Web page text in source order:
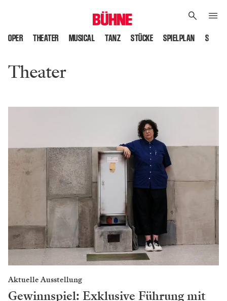
OPER THEATER MUSICAL TANZ STÜCKE SPIELPLAN
Theater
Aktuelle Ausstellung
Gewinnspiel: Exklusive Führung mit